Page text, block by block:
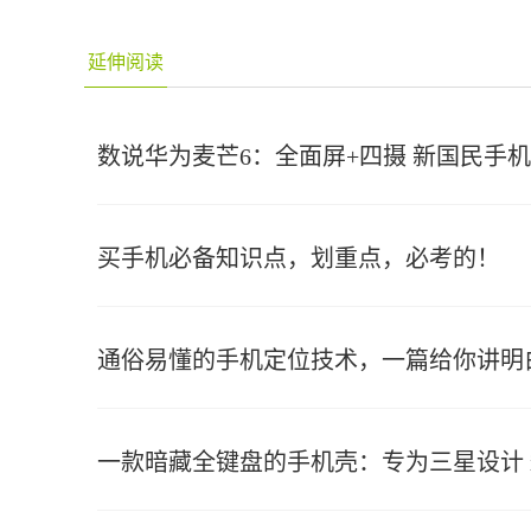
延伸阅读
数说华为麦芒6：全面屏+四摄 新国民手机
买手机必备知识点，划重点，必考的！
通俗易懂的手机定位技术，一篇给你讲明
一款暗藏全键盘的手机壳：专为三星设计